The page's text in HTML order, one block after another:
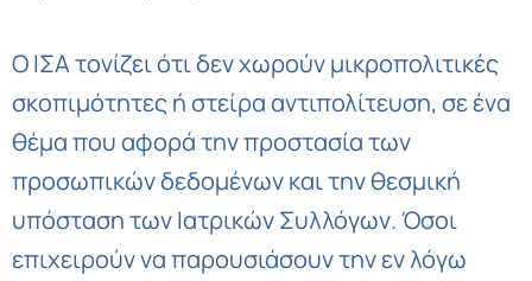
Ο ΙΣΑ τονίζει ότι δεν χωρούν μικροπολιτικές
σκοπιμότητες ή στείρα αντιπολίτευση, σε ένα
θέμα που αφορά την προστασία των
προσωπικών δεδομένων και την θεσμική
υπόσταση των Ιατρικών Συλλόγων. Όσοι
επιχειρούν να παρουσιάσουν την εν λόγω